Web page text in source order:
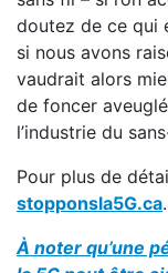
doutez de ce qui
si nous avons
vaudrait alors
de foncer
l’industrie du
Pour plus de
stopponsla5G.ca.
À noter qu’une